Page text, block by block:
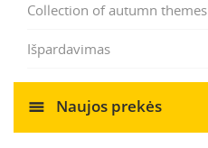
Collection of autumn themes
Išpardavimas
Naujos prekės